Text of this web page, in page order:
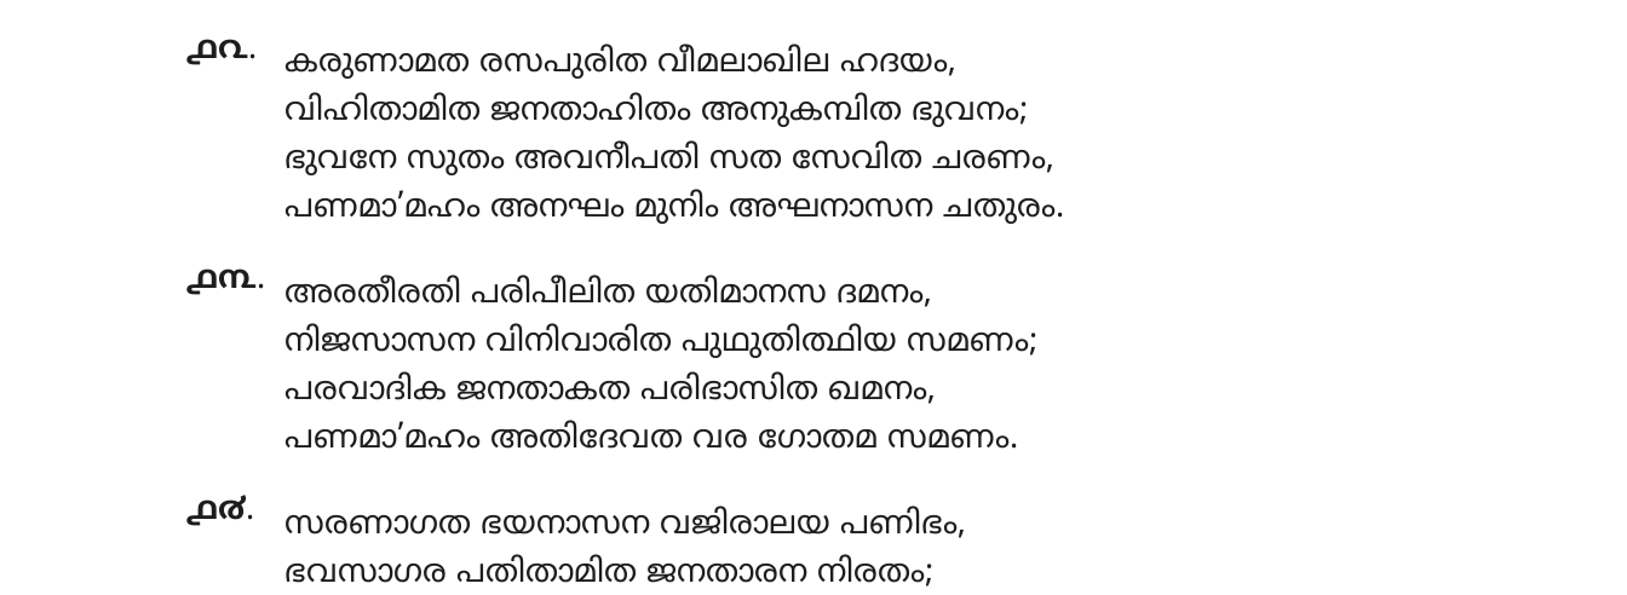
൧൨.
കരുണാമത രസപുരിത വീമലാഖില ഹദയം,
വിഹിതാമിത ജനതാഹിതം അനുകമ്പിത ഭുവനം;
ഭുവനേ സുതം അവനീപതി സത സേവിത ചരണം,
പണമാ’മഹം അനഘം മുനിം അഘനാസന ചതുരം.
൧൩. അരതീരതി പരിപീലിത യതിമാനസ ദമനം,
നിജസാസന വിനിവാരിത പുഥുതിത്ഥിയ സമണം;
പരവാദിക ജനതാകത പരിഭാസിത ഖമനം,
പണമാ’മഹം അതിദേവത വര ഗോതമ സമണം.
൧൪.
സരണാഗത ഭയനാസന വജിരാലയ പണിഭം,
ഭവസാഗര പതിതാമിത ജനതാരന നിരതം;